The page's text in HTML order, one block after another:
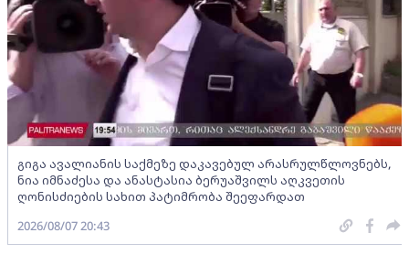
გიგა ავალიანის საქმეზე დაკავებულ არასრულწლოვნებს,
ნია იმნაძესა და ანასტასია ბერუაშვილს აღკვეთის
ღონისძიების სახით პატიმრობა შეეფარდათ
2026/08/07 20:43